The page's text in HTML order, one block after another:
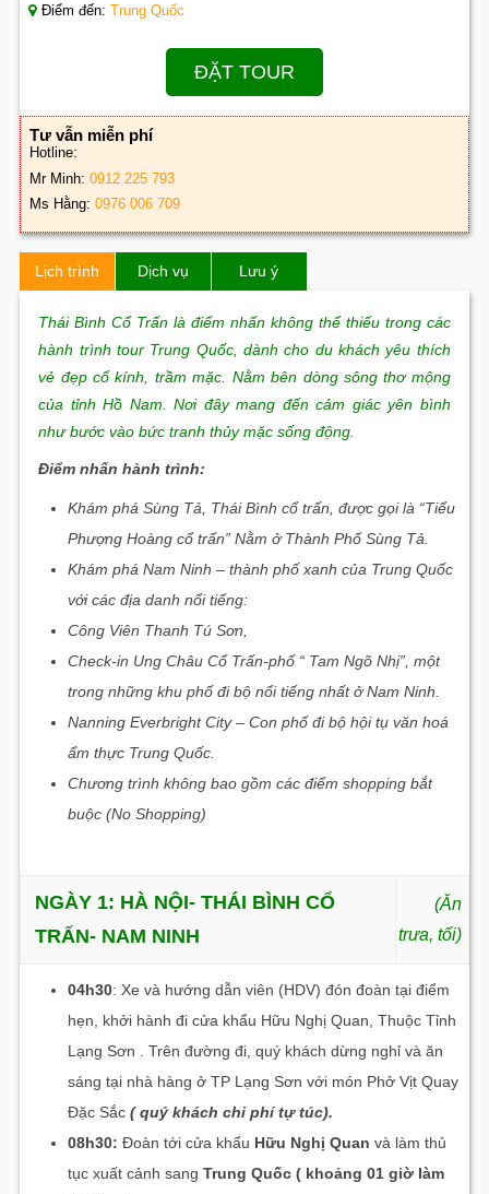
Điểm đến:Trung Quốc
ĐẶT TOUR
Tư vẫn miễn phí
Hotline:
Mr Minh:0912 225 793
Ms Hằng:0976 006 709
Lịch trình Dịch vụ Lưu ý
Thái Bình Cổ Trấn là điểm nhấn không thể thiếu trong các
hành trình tour Trung Quốc, dành cho du khách yêu thích
vẻ đẹp cổ kính, trầm mặc. Nằm bên dòng sông thơ mộng
của tỉnh Hồ Nam. Nơi đây mang đến cảm giác yên bình
như bước vào bức tranh thủy mặc sống động.
Điểm nhấn hành trình:
Khám phá Sùng Tả, Thái Bình cổ trấn, được gọi là “Tiểu
Phượng Hoàng cổ trấn” Nằm ở Thành Phố Sùng Tả.
Khám phá Nam Ninh – thành phố xanh của Trung Quốc
với các địa danh nổi tiếng:
Công Viên Thanh Tú Sơn,
Check-in Ung Châu Cổ Trấn-phố “ Tam Ngõ Nhị”, một
trong những khu phố đi bộ nổi tiếng nhất ở Nam Ninh.
Nanning Everbright City – Con phố đi bộ hội tụ văn hoá
ẩm thực Trung Quốc.
Chương trình không bao gồm các điểm shopping bắt
buộc (No Shopping)
NGÀY 1: HÀ NỘI- THÁI BÌNH CỔ
TRẤN- NAM NINH
(Ăn
trưa, tối)
04h30: Xe và hướng dẫn viên (HDV) đón đoàn tại điểm
hẹn, khởi hành đi cửa khẩu Hữu Nghị Quan, Thuộc Tỉnh
Lạng Sơn . Trên đường đi, quý khách dừng nghỉ và ăn
sáng tại nhà hàng ở TP Lạng Sơn với món Phở Vịt Quay
Đặc Sắc ( quý khách chi phí tự túc).
08h30: Đoàn tới cửa khẩu Hữu Nghị Quan và làm thủ
tục xuất cảnh sang Trung Quốc ( khoảng 01 giờ làm